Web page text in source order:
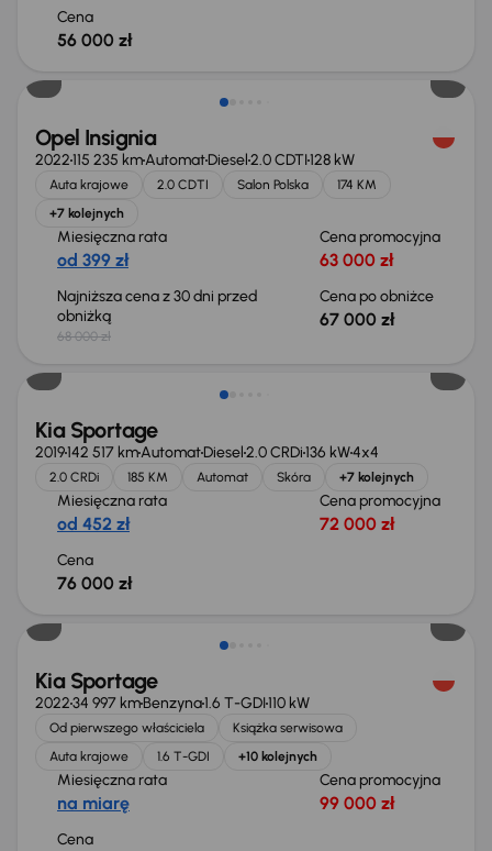
Cena
56 000 zł
Taniej o 1 000 zł
Opel Insignia
2022115 235 kmAutomatDiesel2.0 CDTI128 kW
Auta krajowe 2.0 CDTI Salon Polska
174 KM
+7 kolejnych
Miesięczna rata
od 399 zł
Cena promocyjna
63 000 zł
Najniższa cena z 30 dni przed
obniżką
68 000 zł
Cena po obniżce
67 000 zł
Kia Sportage
2019142 517 kmAutomatDiesel2.0 CRDi136 kW4x4
2.0 CRDi 185 KM Automat Skóra +7 kolejnych
Miesięczna rata
od 452 zł
Cena promocyjna
72 000 zł
Cena
76 000 zł
Kia Sportage
202234 997 kmBenzyna1.6 T-GDI110 kW
Od pierwszego właściciela
Książka serwisowa
Auta krajowe
1.6 T-GDI +10 kolejnych
Miesięczna rata
na miarę
Cena promocyjna
99 000 zł
Cena